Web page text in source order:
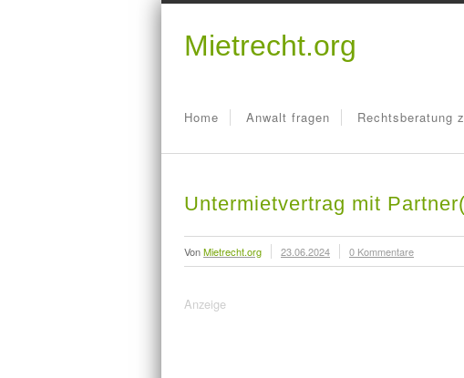
Mietrecht.org
Home Anwalt fragen Rechtsberatung
Untermietvertrag mit
VonMietrecht.org 23.06.2024 0 Kommentare